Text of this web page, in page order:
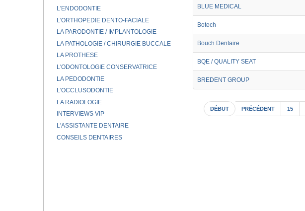
BLUE MEDICAL
Botech
Bouch Dentaire
BQE / QUALITY SEAT
BREDENT GROUP
DÉBUT PRÉCÉDENT 15
L'ENDODONTIE
L'ORTHOPEDIE DENTO-FACIALE
LA PARODONTIE / IMPLANTOLOGIE
LA PATHOLOGIE / CHIRURGIE BUCCALE
LA PROTHESE
L'ODONTOLOGIE CONSERVATRICE
LA PEDODONTIE
L'OCCLUSODONTIE
LA RADIOLOGIE
INTERVIEWS VIP
L'ASSISTANTE DENTAIRE
CONSEILS DENTAIRES